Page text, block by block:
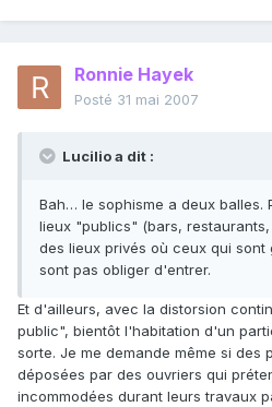
Ronnie Hayek
Posté 31 mai 2007
Lucilio a dit :
Bah… le sophisme a deux balles.
lieux "publics" (bars,
des lieux privés où ceux qui
sont pas obliger d'entrer.
Et d'ailleurs, avec la distorsion
public", bientôt l'habitation d'un
sorte. Je me demande même si des
déposées par des ouvriers qui
incommodées durant leurs travaux